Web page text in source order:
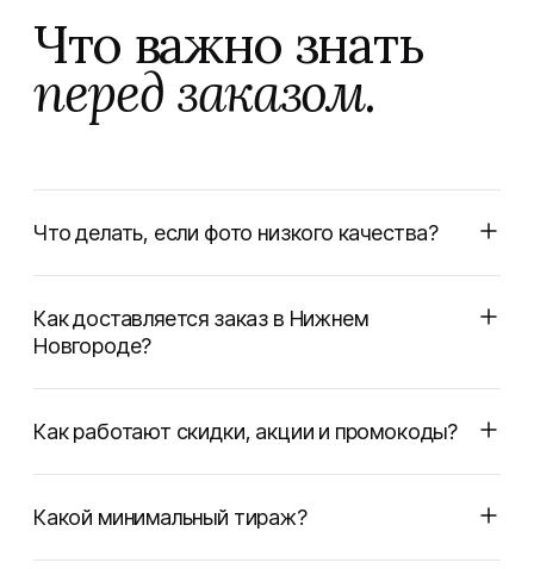
Что важно знать
перед заказом.
Что делать, если фото низкого качества?
Как доставляется заказ в Нижнем
Новгороде?
Как работают скидки, акции и промокоды?
Какой минимальный тираж?